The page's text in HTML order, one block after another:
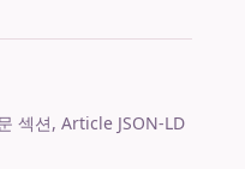
섹션, Article JSON-LD